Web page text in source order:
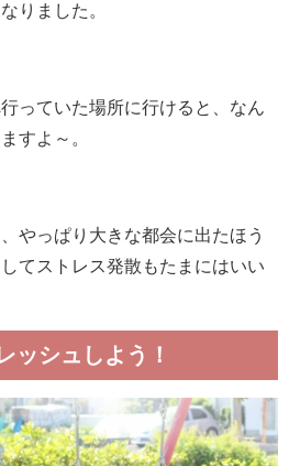
りました。
っていた場所に行けると、なん
すよ～。
やっぱり大きな都会に出たほう
てストレス発散もたまにはいい
ッシュしよう！